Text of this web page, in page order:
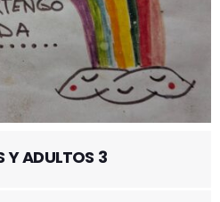
Y ADULTOS 3